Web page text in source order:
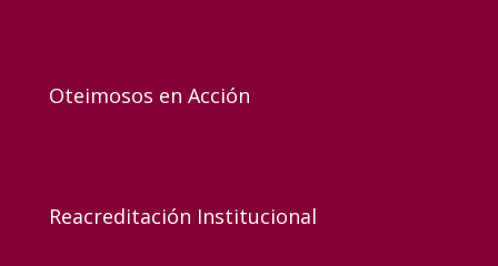
Oteimosos en Acción
Reacreditación Institucional